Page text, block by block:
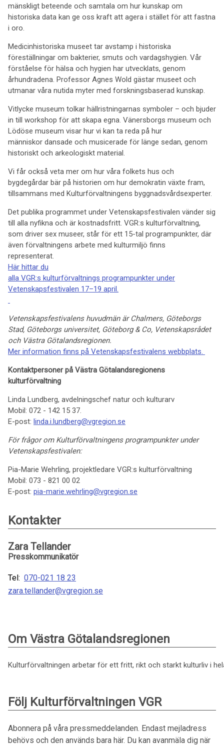
mänskligt beteende och samtala om hur kunskap om
historiska data kan ge oss kraft att agera i stället för att fastna
i oro.
Medicinhistoriska museet tar avstamp i historiska
föreställningar om bakterier, smuts och vardagshygien. Vår
förståelse för hälsa och hygien har utvecklats, genom
århundradena. Professor Agnes Wold gästar museet och
utmanar våra nutida myter med forskningsbaserad kunskap.
Vitlycke museum tolkar hällristningarnas symboler – och bjuder
in till workshop för att skapa egna. Vänersborgs museum och
Lödöse museum visar hur vi kan ta reda på hur
människor dansade och musicerade för länge sedan, genom
historiskt och arkeologiskt material.
Vi får också veta mer om hur våra folkets hus och
bygdegårdar bär på historien om hur demokratin växte fram,
tillsammans med Kulturförvaltningens byggnadsvårdsexperter.
Det publika programmet under Vetenskapsfestivalen vänder sig
till alla nyfikna och är kostnadsfritt. VGR:s kulturförvaltning,
som driver sex museer, står för ett 15-tal programpunkter, där
även förvaltningens arbete med kulturmiljö finns
representerat.
Här hittar du
alla VGR:s kulturförvaltnings programpunkter under
Vetenskapsfestivalen 17–19 april.
Vetenskapsfestivalens huvudmän är Chalmers, Göteborgs
Stad, Göteborgs universitet, Göteborg & Co, Vetenskapsrådet
och Västra Götalandsregionen.
Mer information finns på Vetenskapsfestivalens webbplats.
Kontaktpersoner på Västra Götalandsregionens
kulturförvaltning
Linda Lundberg, avdelningschef natur och kulturarv
Mobil: 072 - 142 15 37.
E-post: linda.i.lundberg@vgregion.se
För frågor om Kulturförvaltningens programpunkter under
Vetenskapsfestivalen:
Pia-Marie Wehrling, projektledare VGR:s kulturförvaltning
Mobil: 073 - 821 00 02
E-post: pia-marie.wehrling@vgregion.se
Kontakter
Zara Tellander
Presskommunikatör
Tel: 070-021 18 23
zara.tellander@vgregion.se
Om Västra Götalandsregionen
Kulturförvaltningen arbetar för ett fritt, rikt och starkt kulturliv i
Följ Kulturförvaltningen VGR
Abonnera på våra pressmeddelanden. Endast mejladress
behövs och den används bara här. Du kan avanmäla dig när